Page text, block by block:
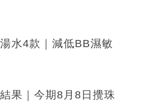
水4款｜減低BB濕敏
果｜今期8月8日攪珠